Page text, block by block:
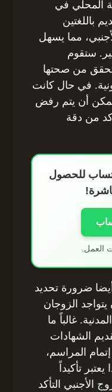
المحلي في
باللغتين
مما يسهل
ستقوم
من صحتها
في حال كانت
يمكن أن يتم رفض
من دقة
للحصول
العمل.
ضرورة تحديد
الزوجان
غالباً ما
الشهادات
المراسم،
تأكيداً
الأجنبي التأكد